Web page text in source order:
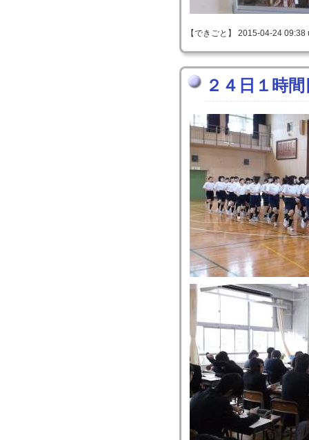
【できごと】 2015-04-24
２４日１時